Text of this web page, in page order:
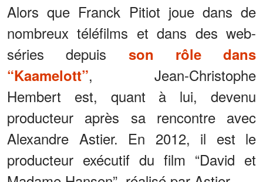
Alors que Franck Pitiot joue dans de
nombreux téléfilms et dans des web-
séries depuis son rôle dans
“Kaamelott”, Jean-Christophe
Hembert est, quant à lui, devenu
producteur après sa rencontre avec
Alexandre Astier. En 2012, il est le
producteur exécutif du film “David et